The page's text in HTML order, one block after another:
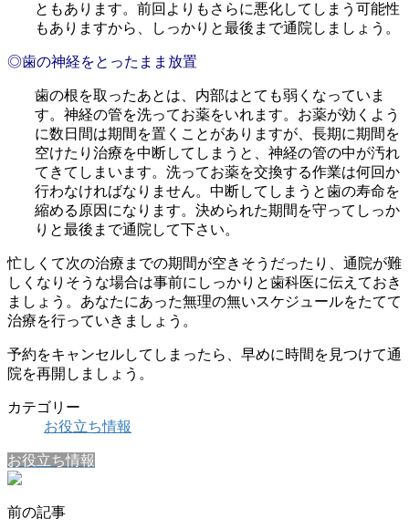
ともあります。前回よりもさらに悪化してしまう可能性
もありますから、しっかりと最後まで通院しましょう。
◎歯の神経をとったまま放置
歯の根を取ったあとは、内部はとても弱くなっていま
す。神経の管を洗ってお薬をいれます。お薬が効くよう
に数日間は期間を置くことがありますが、長期に期間を
空けたり治療を中断してしまうと、神経の管の中が汚れ
てきてしまいます。洗ってお薬を交換する作業は何回か
行わなければなりません。中断してしまうと歯の寿命を
縮める原因になります。決められた期間を守ってしっか
りと最後まで通院して下さい。
忙しくて次の治療までの期間が空きそうだったり、通院が難
しくなりそうな場合は事前にしっかりと歯科医に伝えておき
ましょう。あなたにあった無理の無いスケジュールをたてて
治療を行っていきましょう。
予約をキャンセルしてしまったら、早めに時間を見つけて通
院を再開しましょう。
カテゴリー
お役立ち情報
お役立ち情報
前の記事